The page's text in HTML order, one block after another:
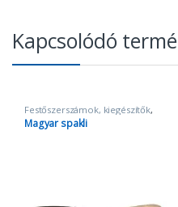
Kapcsolódó
Festőszerszámok, kiegészítők,
Szerszámok
Magyar spakli